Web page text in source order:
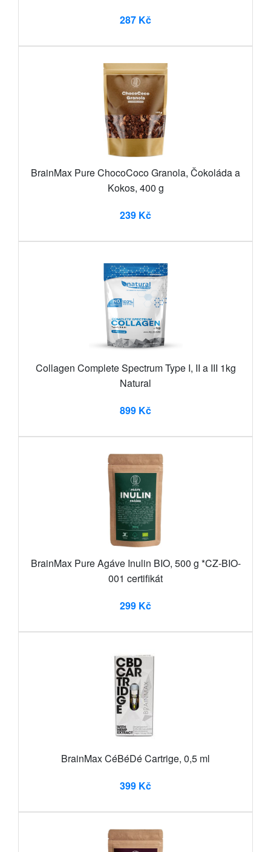
287 Kč
BrainMax Pure ChocoCoco Granola, Čokoláda a
Kokos, 400 g
239 Kč
Collagen Complete Spectrum Type I, II a III 1kg
Natural
899 Kč
BrainMax Pure Agáve Inulin BIO, 500 g *CZ-BIO-
001 certifikát
299 Kč
BrainMax CéBéDé Cartrige, 0,5 ml
399 Kč